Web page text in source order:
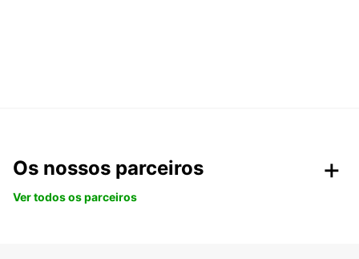
Os nossos parceiros
Ver todos os parceiros